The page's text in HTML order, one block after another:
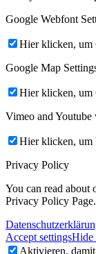
Google Webfont
Hier klicken, um
Google Map
Hier klicken, um
Vimeo and Youtube
Hier klicken, um
Privacy Policy
You can read about
Privacy Policy Page.
Accept settingsHide
Aktivieren,